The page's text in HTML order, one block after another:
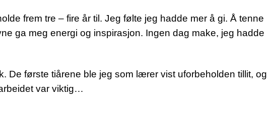
frem tre – fire år til. Jeg følte jeg hadde mer å gi. Å tenne
ga meg energi og inspirasjon. Ingen dag make, jeg hadde
De første tiårene ble jeg som lærer vist uforbeholden tillit, og
var viktig…